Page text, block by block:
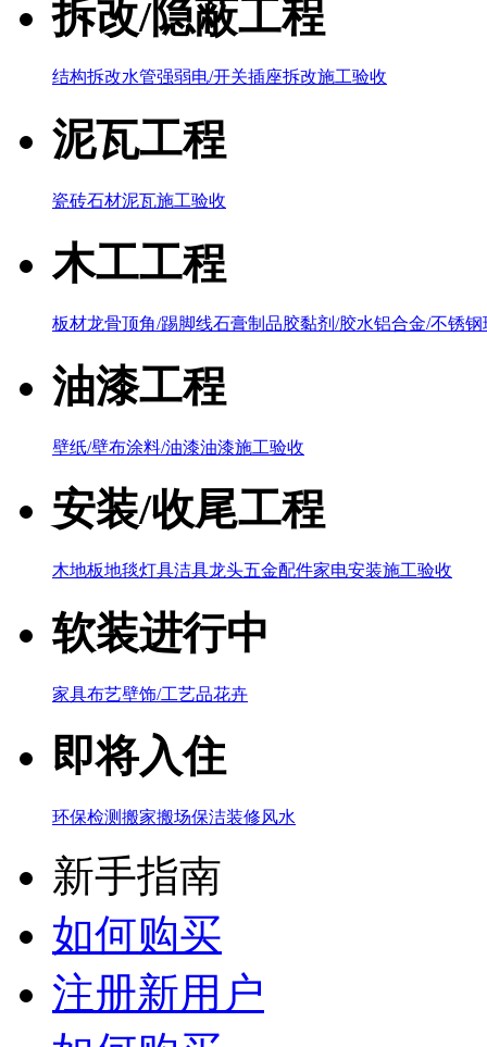
拆改/隐蔽工程
结构拆改水管强弱电/开关插座拆改施工验收
泥瓦工程
瓷砖石材泥瓦施工验收
木工工程
板材龙骨顶角/踢脚线石膏制品胶黏剂/胶水铝合金/不锈钢
油漆工程
壁纸/壁布涂料/油漆油漆施工验收
安装/收尾工程
木地板地毯灯具洁具龙头五金配件家电安装施工验收
软装进行中
家具布艺壁饰/工艺品花卉
即将入住
环保检测搬家搬场保洁装修风水
新手指南
如何购买
注册新用户